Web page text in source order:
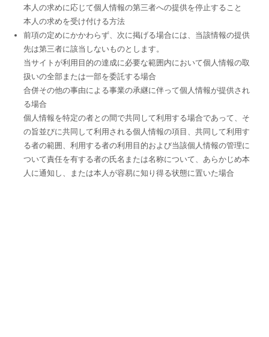
本人の求めに応じて個人情報の第三者への提供を停止すること
本人の求めを受け付ける方法
前項の定めにかかわらず、次に掲げる場合には、当該情報の提供
先は第三者に該当しないものとします。
当サイトが利用目的の達成に必要な範囲内において個人情報の取
扱いの全部または一部を委託する場合
合併その他の事由による事業の承継に伴って個人情報が提供され
る場合
個人情報を特定の者との間で共同して利用する場合であって、そ
の旨並びに共同して利用される個人情報の項目、共同して利用す
る者の範囲、利用する者の利用目的および当該個人情報の管理に
ついて責任を有する者の氏名または名称について、あらかじめ本
人に通知し、または本人が容易に知り得る状態に置いた場合